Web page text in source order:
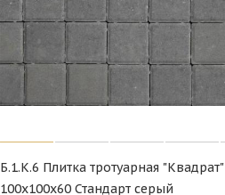
Б.1.К.6 Плитка тротуарная "Квадрат"
100х100х60 Стандарт серый